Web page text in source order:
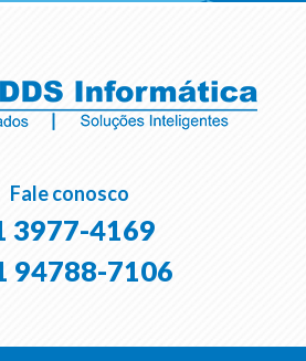
Fale conosco
3977-4169
94788-7106